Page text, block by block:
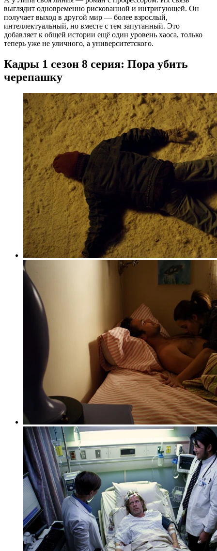
выглядит одновременно рискованной и интригующей. Он
получает выход в другой мир — более взрослый,
интеллектуальный, но вместе с тем запутанный. Это
добавляет к общей истории ещё один уровень хаоса, только
теперь уже не уличного, а университетского.
Кадры 1 сезон 8 серия: Пора убить
черепашку